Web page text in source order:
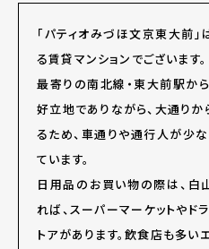
「パティオみづほ文京東大前
る賃貸マンションでございます。
最寄りの南北線・東大前駅か
好立地でありながら、大通り
るため、車通りや通行人が少
ています。
日用品のお買い物の際は、白
れば、スーパーマーケットやド
トアがあります。飲食店も多い